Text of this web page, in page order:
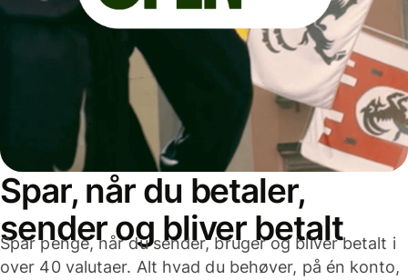
Spar, når du betaler,
sender og bliver betalt
Spar penge, når du sender, bruger og bliver betalt i
over 40 valutaer. Alt hvad du behøver, på én konto,